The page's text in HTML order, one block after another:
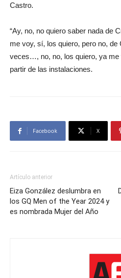
Castro.
“Ay, no, no quiero saber nada de
me voy, sí, los quiero, pero no,
veces…, no, no, los quiero, ya me
partir de las instalaciones.
Facebook X
Artículo anterior
Eiza González deslumbra en
los GQ Men of the Year 2024 y
es nombrada Mujer del Año